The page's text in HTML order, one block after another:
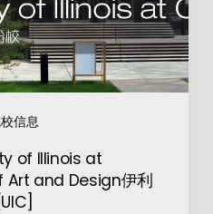
信息
of Illinois at
and Design伊利